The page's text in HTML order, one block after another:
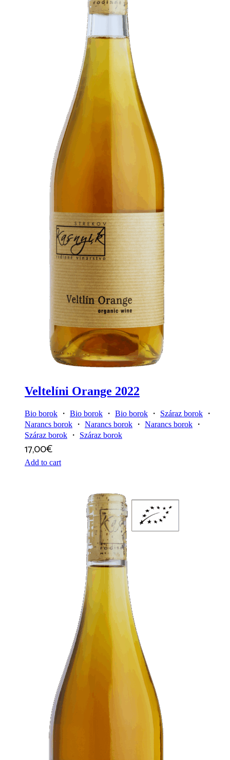
Veltelíni Orange 2022
Bio borok ・ Bio borok ・ Bio borok ・ Száraz borok ・
Narancs borok ・ Narancs borok ・ Narancs borok ・
Száraz borok ・ Száraz borok
17,00€
Add to cart